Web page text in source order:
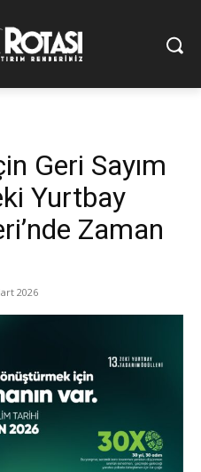
Geri Sayım
Yurtbay
Zaman
2026